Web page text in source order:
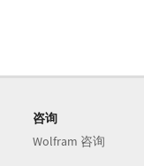
咨询
Wolfram 咨询